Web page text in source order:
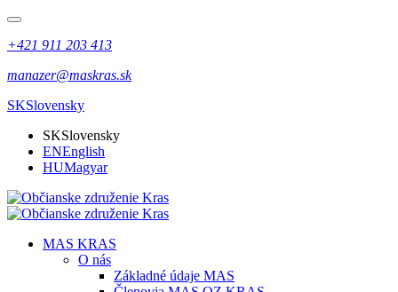
+421 911 203 413
manazer@maskras.sk
SKSlovensky
SKSlovensky
ENEnglish
HUMagyar
MAS KRAS
O nás
Základné údaje MAS